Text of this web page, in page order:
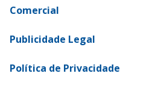
Comercial
Publicidade Legal
Política de Privacidade